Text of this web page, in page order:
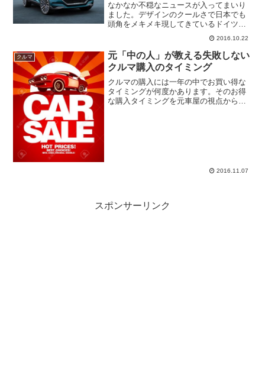
なかなか不穏なニュースが入ってまいり
ました。デザインのクールさで日本でも
頭角をメキメキ現してきているドイツの
高級自動車メーカー「アウディ」。でも
こんなことやってて大丈夫なのかな？ア
ウディの未来は大丈夫か？中止された次
世代開発計画autobl...
2016.10.22
クルマ
元「中の人」が教える失敗しない
クルマ購入のタイミング
クルマの購入には一年の中でお買い得な
タイミングが何度かあります。そのお得
な購入タイミングを元車屋の視点から考
2016.11.07
スポンサーリンク